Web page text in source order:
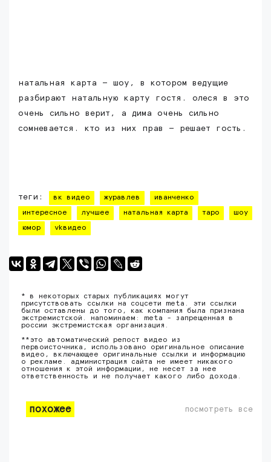
натальная карта — шоу, в котором ведущие
разбирают натальную карту гостя. олеся в это
очень сильно верит, а дима очень сильно
сомневается. кто из них прав — решает гость.
теги: вк видео журавлев иванченко
интересное лучшее натальная карта таро шоу
юмор vkвидео
* в некоторых старых публикациях могут
присутствовать ссылки на соцсети meta. эти ссылки
были оставлены до того, как компания была признана
экстремистской. напоминаем: meta - запрещенная в
россии экстремистская организация.
**это автоматический репост видео из
первоисточника, использовано оригинальное описание
видео, включающее оригинальные ссылки и информацию
о рекламе. администрация сайта не имеет никакого
отношения к этой информации, не несет за нее
ответственность и не получает какого либо дохода.
похожее посмотреть все